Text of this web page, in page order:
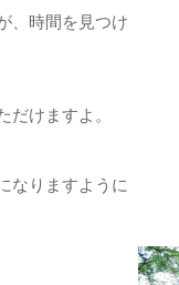
、時間を見つけ
だけますよ。
なりますように